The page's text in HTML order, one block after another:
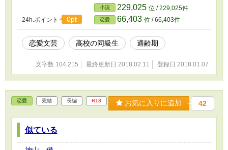
成に適齢期を迎えた女性夏海と、彼女をとりまく３人の男性の２０
24h.ポイント
0pt
小説 229,025 位 / 229,025件
恋愛 66,403 位 / 66,403件
恋愛文芸 高校の同級生 適齢期
文字数 104,215 最終更新日 2018.02.11 登録日 2018.01.07
恋愛 完結 長編 R18 お気に入りに追加 42
似ている